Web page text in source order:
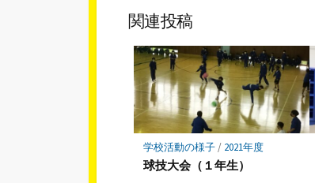
関連投稿
学校活動の様子/ 2021年度
球技大会（１年生）